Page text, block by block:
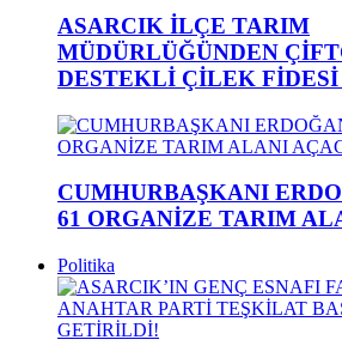
ASARCIK İLÇE TARIM
MÜDÜRLÜĞÜNDEN
DESTEKLİ ÇİLEK FİDESİ
CUMHURBAŞKANI
61 ORGANİZE TARIM
Politika